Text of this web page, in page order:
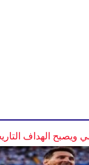
ويصبح الهداف